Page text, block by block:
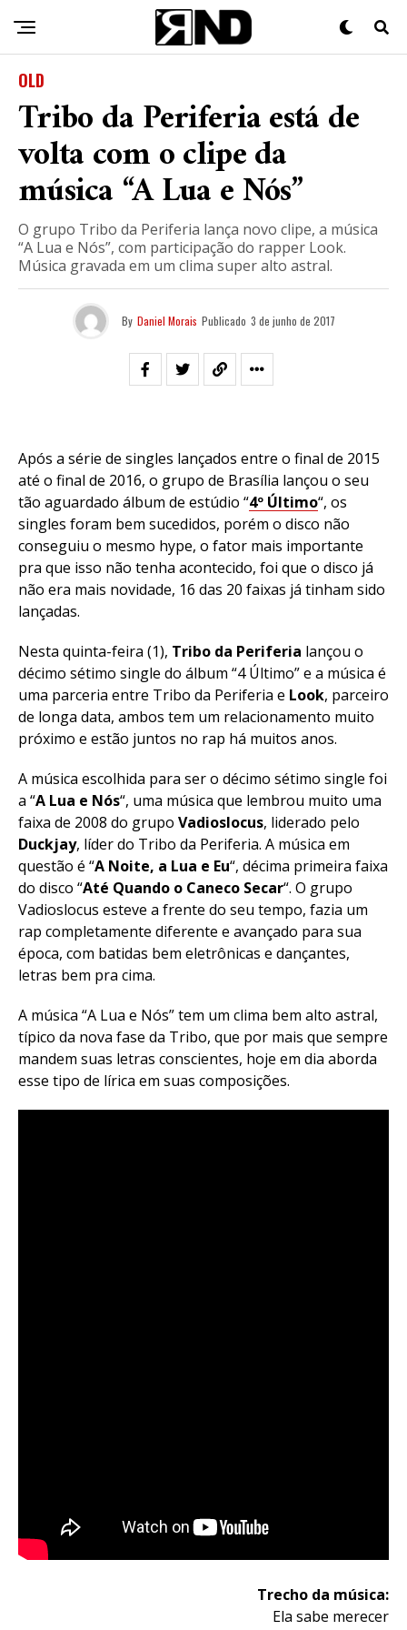
OLD
Tribo da Periferia está de
volta com o clipe da
música “A Lua e Nós”
O grupo Tribo da Periferia lança novo clipe, a música
“A Lua e Nós”, com participação do rapper Look.
Música gravada em um clima super alto astral.
By Daniel Morais Publicado 3 de junho de 2017
Após a série de singles lançados entre o final de 2015
até o final de 2016, o grupo de Brasília lançou o seu
tão aguardado álbum de estúdio “4º Último“, os
singles foram bem sucedidos, porém o disco não
conseguiu o mesmo hype, o fator mais importante
pra que isso não tenha acontecido, foi que o disco já
não era mais novidade, 16 das 20 faixas já tinham sido
lançadas.
Nesta quinta-feira (1), Tribo da Periferia lançou o
décimo sétimo single do álbum “4 Último” e a música é
uma parceria entre Tribo da Periferia e Look, parceiro
de longa data, ambos tem um relacionamento muito
próximo e estão juntos no rap há muitos anos.
A música escolhida para ser o décimo sétimo single foi
a “A Lua e Nós“, uma música que lembrou muito uma
faixa de 2008 do grupo Vadioslocus, liderado pelo
Duckjay, líder do Tribo da Periferia. A música em
questão é “A Noite, a Lua e Eu“, décima primeira faixa
do disco “Até Quando o Caneco Secar“. O grupo
Vadioslocus esteve a frente do seu tempo, fazia um
rap completamente diferente e avançado para sua
época, com batidas bem eletrônicas e dançantes,
letras bem pra cima.
A música “A Lua e Nós” tem um clima bem alto astral,
típico da nova fase da Tribo, que por mais que sempre
mandem suas letras conscientes, hoje em dia aborda
esse tipo de lírica em suas composições.
Trecho da música:
Ela sabe merecer